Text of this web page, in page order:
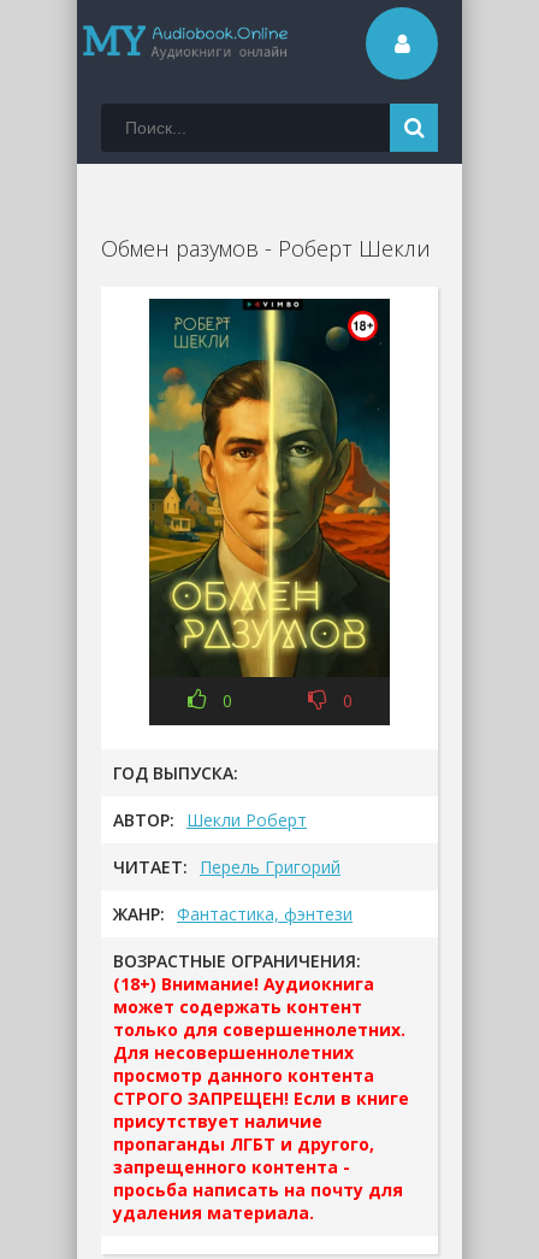
Обмен разумов - Роберт Шекли
0 0
ГОД ВЫПУСКА:
АВТОР: Шекли Роберт
ЧИТАЕТ: Перель Григорий
ЖАНР: Фантастика, фэнтези
ВОЗРАСТНЫЕ ОГРАНИЧЕНИЯ:
(18+) Внимание! Аудиокнига
может содержать контент
только для совершеннолетних.
Для несовершеннолетних
просмотр данного контента
СТРОГО ЗАПРЕЩЕН! Если в книге
присутствует наличие
пропаганды ЛГБТ и другого,
запрещенного контента -
просьба написать на почту для
удаления материала.